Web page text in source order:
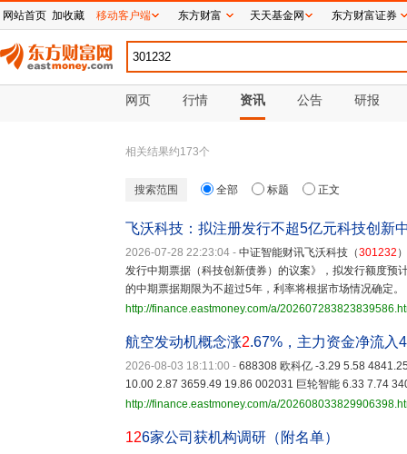
网页 行情 资讯 公告 研报
相关结果约173个
搜索范围 全部 标题 正文
飞沃科技：拟注册发行不超5亿元科技创新
2026-07-28 22:23:04 - 中证智能财讯飞沃科技（301232
发行中期票据（科技创新债券）的议案》，拟发行额度
的中期票据期限为不超过5年，利率将根据市场情况确定。
http://finance.eastmoney.com/a/
航空发动机概念涨2.67%，主力资金净流入
2026-08-03 18:11:00 - 688308 欧科亿 -3.29 5.58
10.00 2.87 3659.49 19.86 002031 巨轮智能 6.33 7.74
http://finance.eastmoney.com/a/
126家公司获机构调研（附名单）
网站首页 加收藏 移动客户端 东方财富 天天基金网 东方财富证券